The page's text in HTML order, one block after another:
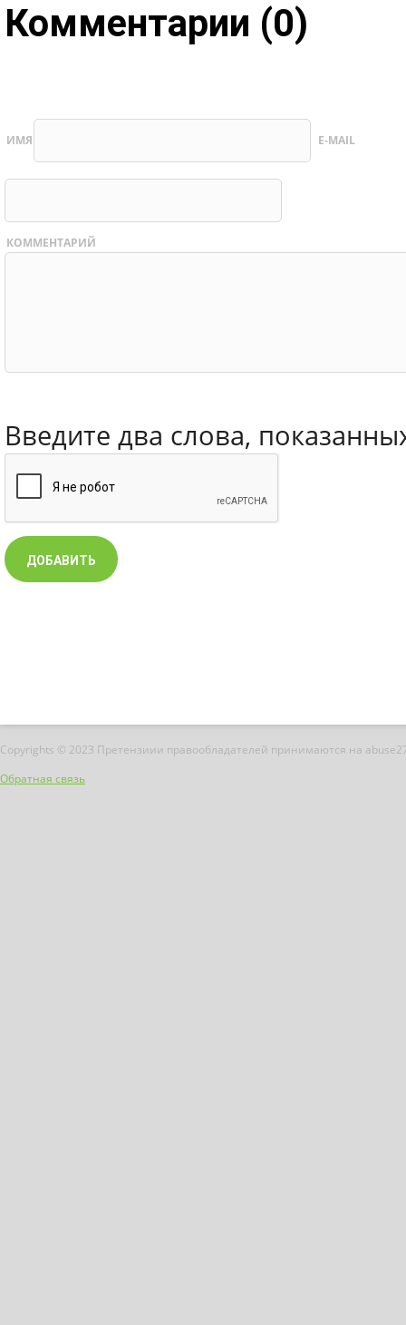
Комментарии (0)
ИМЯ E-MAIL
КОММЕНТАРИЙ
Введите два слова,
Copyrights © 2023 Претензиии правообладателей принимаются на
Обратная связь